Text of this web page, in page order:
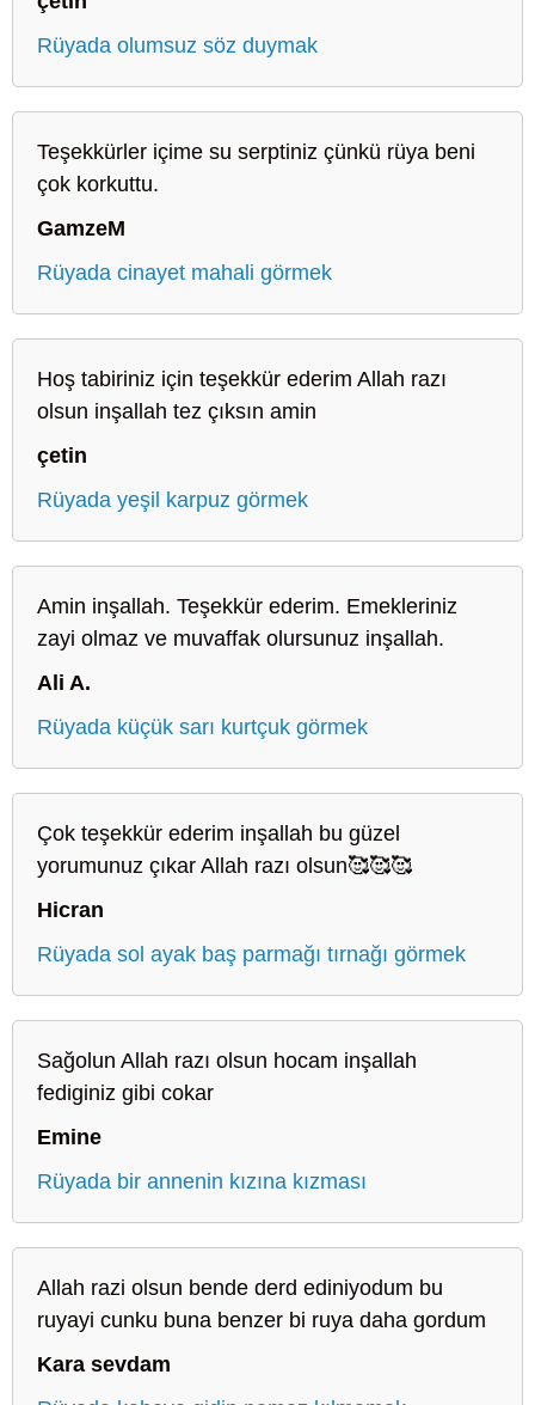
Rüyada olumsuz söz duymak
Teşekkürler içime su serptiniz çünkü rüya beni
çok korkuttu.
GamzeM
Rüyada cinayet mahali görmek
Hoş tabiriniz için teşekkür ederim Allah razı
olsun inşallah tez çıksın amin
çetin
Rüyada yeşil karpuz görmek
Amin inşallah. Teşekkür ederim. Emekleriniz
zayi olmaz ve muvaffak olursunuz inşallah.
Ali A.
Rüyada küçük sarı kurtçuk görmek
Çok teşekkür ederim inşallah bu güzel
yorumunuz çıkar Allah razı olsun🥰🥰🥰
Hicran
Rüyada sol ayak baş parmağı tırnağı görmek
Sağolun Allah razı olsun hocam inşallah
fediginiz gibi cokar
Emine
Rüyada bir annenin kızına kızması
Allah razi olsun bende derd ediniyodum bu
ruyayi cunku buna benzer bi ruya daha gordum
Kara sevdam